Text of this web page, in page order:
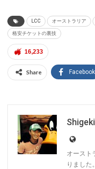
LCC オーストラリア
格安チケットの裏技
16,233
Share Facebook
オースト
りました。